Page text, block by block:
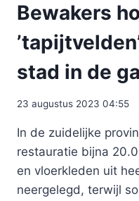
Bewakers
stad in de
23 augustus 2023 04:55
In de zuidelijke
restauratie bijna
en vloerkleden uit
neergelegd, terwijl